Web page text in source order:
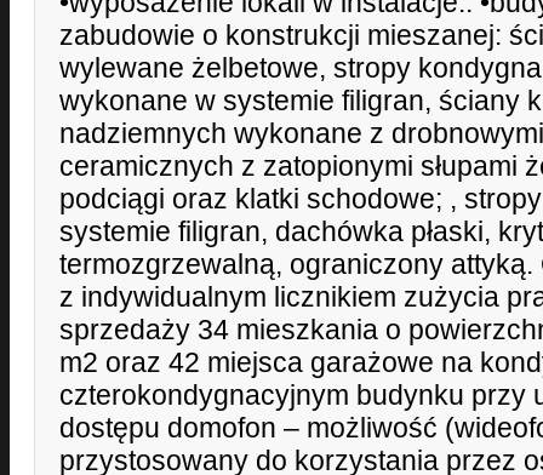
zabudowie o konstrukcji mieszanej:
wylewane żelbetowe, stropy
wykonane w systemie filigran, ściany
nadziemnych wykonane z
ceramicznych z zatopionymi słupami
podciągi oraz klatki schodowe; ,
systemie filigran, dachówka płaski,
termozgrzewalną, ograniczony
z indywidualnym licznikiem zużycia
sprzedaży 34 mieszkania o
m2 oraz 42 miejsca garażowe na
czterokondygnacyjnym budynku przy
dostępu domofon – możliwość
przystosowany do korzystania przez